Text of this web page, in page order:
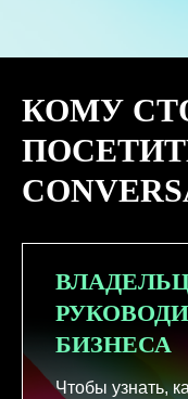
КОМУ
БИЗНЕСА
Чтобы узнать,